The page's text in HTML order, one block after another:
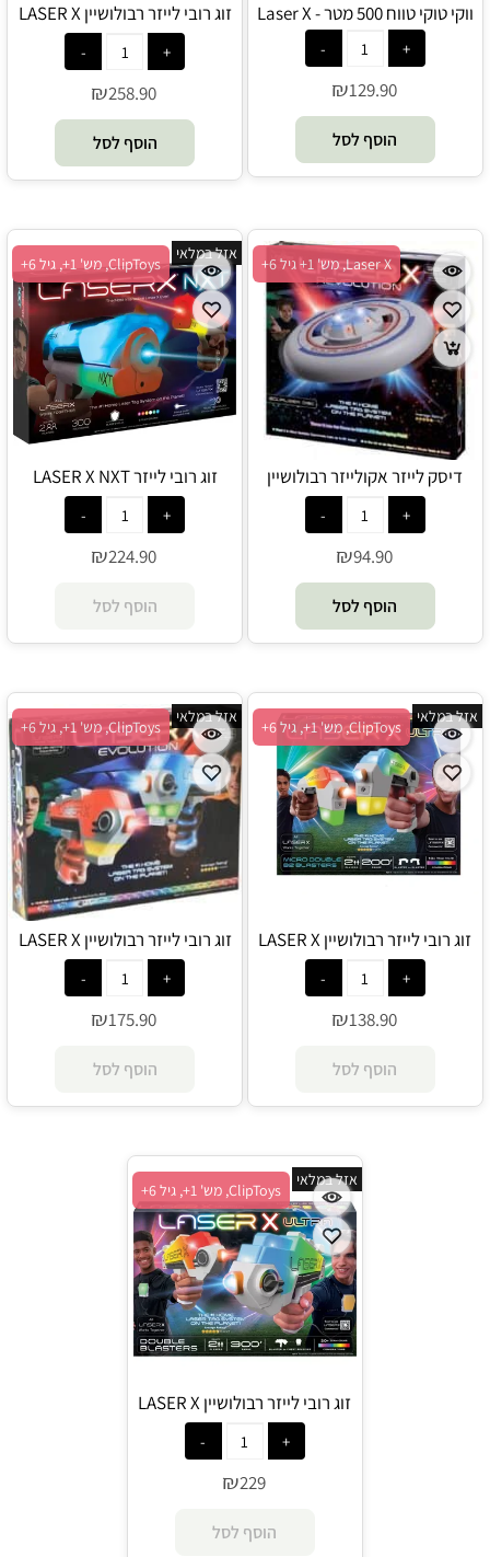
ווקי טוקי טווח 500 מטר - Laser X
₪129.90
הוסף לסל
זוג רובי לייזר רבולושיין LASER X
REVOLUTION לטווח ארוך -
Laser X
₪258.90
הוסף לסל
Laser X, מש' 1+ גיל 6+
דיסק לייזר אקולייזר רבולושיין
LASER X REVOLUTION - Laser
X
₪94.90
הוסף לסל
ClipToys, מש' 1+, גיל 6+
אזל במלאי
זוג רובי לייזר LASER X NXT
ClipToy - LASER X
₪224.90
הוסף לסל
ClipToys, מש' 1+, גיל 6+
אזל במלאי
זוג רובי לייזר רבולושיין LASER X
REVOLUTION אקדחי אולטרה
ClipToy - LASER X
₪138.90
הוסף לסל
ClipToys, מש' 1+, גיל 6+
אזל במלאי
זוג רובי לייזר רבולושיין LASER X
X - ClipToys
₪175.90
הוסף לסל
ClipToys, מש' 1+, גיל 6+
אזל במלאי
זוג רובי לייזר רבולושיין LASER X
REVOLUTION Laser X -
ClipToys
₪229
הוסף לסל